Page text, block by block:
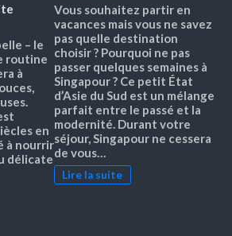
– le
routine
à
en
à nourrir
délicate
Vous souhaitez partir en
vacances mais vous ne savez
pas quelle destination
choisir ? Pourquoi ne pas
passer quelques semaines à
Singapour ? Ce petit État
d’Asie du Sud est un mélange
parfait entre le passé et la
modernité. Durant votre
séjour, Singapour ne cessera
de vous…
Lire la suite